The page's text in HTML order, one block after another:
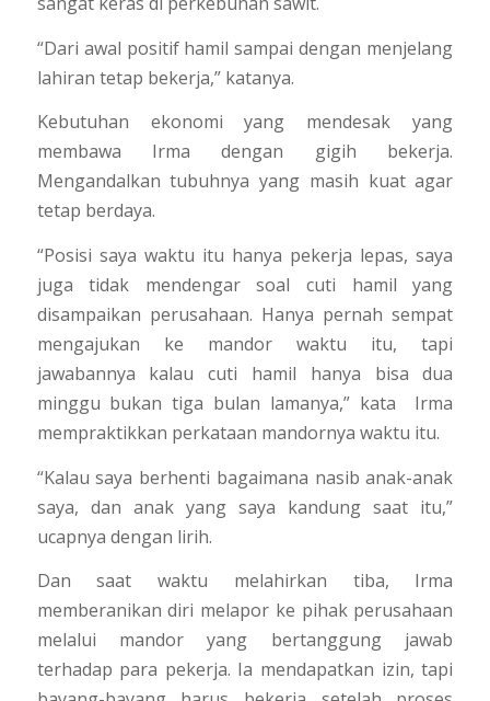
“Dari awal positif hamil sampai dengan menjelang
lahiran tetap bekerja,” katanya.
Kebutuhan ekonomi yang mendesak yang
membawa Irma dengan gigih bekerja.
Mengandalkan tubuhnya yang masih kuat agar
tetap berdaya.
“Posisi saya waktu itu hanya pekerja lepas, saya
juga tidak mendengar soal cuti hamil yang
disampaikan perusahaan. Hanya pernah sempat
mengajukan ke mandor waktu itu, tapi
jawabannya kalau cuti hamil hanya bisa dua
minggu bukan tiga bulan lamanya,” kata Irma
mempraktikkan perkataan mandornya waktu itu.
“Kalau saya berhenti bagaimana nasib anak-anak
saya, dan anak yang saya kandung saat itu,”
ucapnya dengan lirih.
Dan saat waktu melahirkan tiba, Irma
memberanikan diri melapor ke pihak perusahaan
melalui mandor yang bertanggung jawab
terhadap para pekerja. Ia mendapatkan izin, tapi